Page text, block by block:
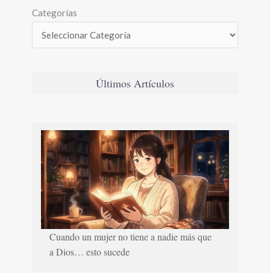
Categorías
Últimos Artículos
Cuando un mujer no tiene a nadie más que
a Dios… esto sucede